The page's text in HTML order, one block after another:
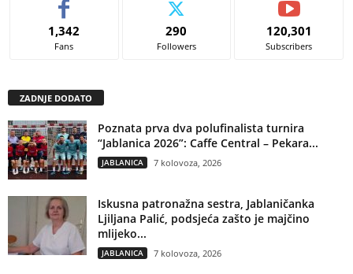
1,342
Fans
290
Followers
120,301
Subscribers
ZADNJE DODATO
Poznata prva dva polufinalista turnira
“Jablanica 2026”: Caffe Central – Pekara...
JABLANICA 7 kolovoza, 2026
Iskusna patronažna sestra, Jablaničanka
Ljiljana Palić, podsjeća zašto je majčino
mlijeko...
JABLANICA 7 kolovoza, 2026